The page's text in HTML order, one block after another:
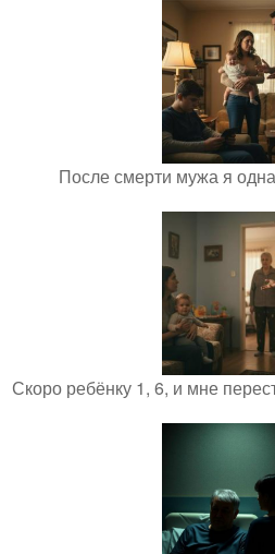
После смерти мужа я
Скоро ребёнку 1, 6, и мне